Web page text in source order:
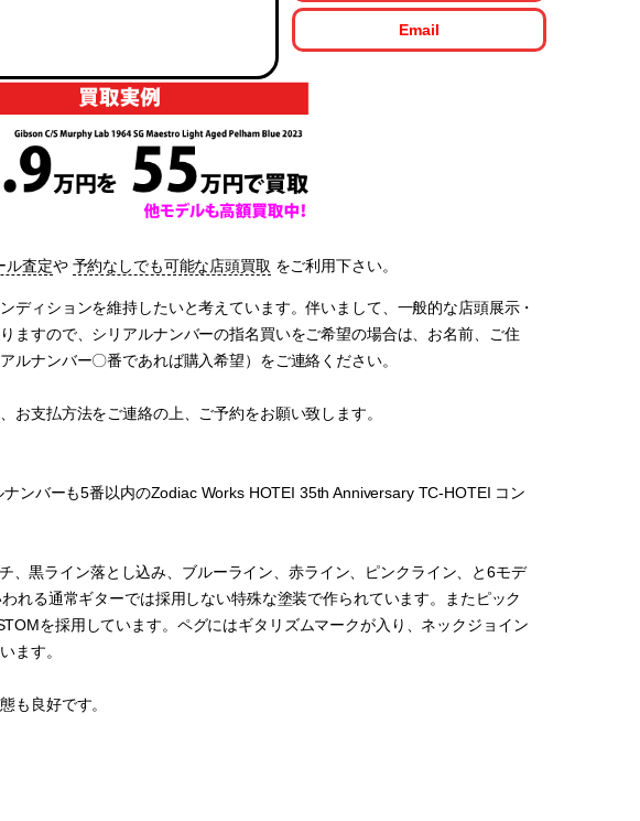
Email
ル査定や 予約なしでも可能な店頭買取 をご利用下さい。
ィションを維持したいと考えています。伴いまして、一般的な店頭展示・
ますので、シリアルナンバーの指名買いをご希望の場合は、お名前、ご住
ナンバー〇番であれば購入希望）をご連絡ください。
支払方法をご連絡の上、ご予約をお願い致します。
ンバーも5番以内のZodiac Works HOTEI 35th Anniversary TC-HOTEI コン
黒ライン落とし込み、ブルーライン、赤ライン、ピンクライン、と6モデ
れる通常ギターでは採用しない特殊な塗装で作られています。またピック
を採用しています。ペグにはギタリズムマークが入り、ネックジョイン
ます。
も良好です。